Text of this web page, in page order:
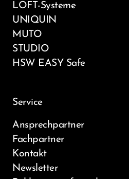
LOFT-Systeme
UNIQUIN
MUTO
STUDIO
HSW EASY Safe
Service
Ansprechpartner
Fachpartner
Kontakt
Newsletter